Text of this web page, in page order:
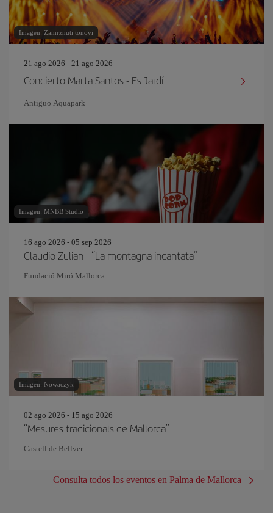
Imagen: Zamrznuti tonovi
21 ago 2026 - 21 ago 2026
Concierto Marta Santos - Es Jardí
Antiguo Aquapark
Imagen: MNBB Studio
16 ago 2026 - 05 sep 2026
Claudio Zulian - “La montagna incantata”
Fundació Miró Mallorca
Imagen: Nowaczyk
02 ago 2026 - 15 ago 2026
“Mesures tradicionals de Mallorca”
Castell de Bellver
Consulta todos los eventos en Palma de Mallorca